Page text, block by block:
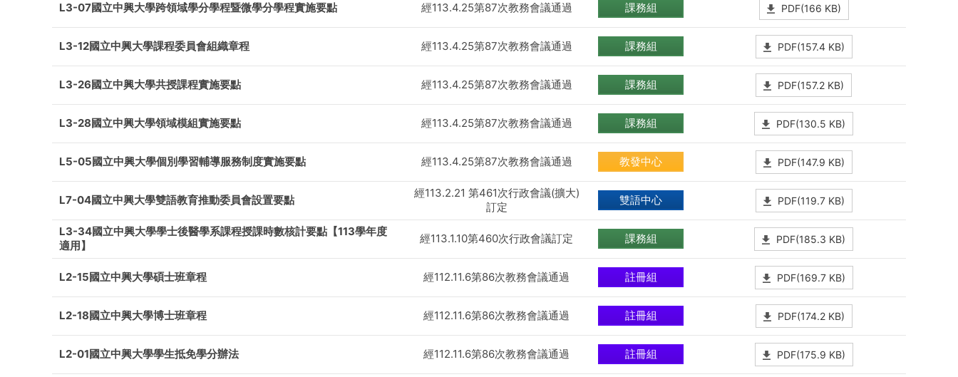
L3-07國立中興大學跨領域學分學程暨微學分學程實施要點 經113.4.25第87次教務會議通過 課務組 PDF(166 KB)
L3-12國立中興大學課程委員會組織章程 經113.4.25第87次教務會議通過 課務組 PDF(157.4 KB)
L3-26國立中興大學共授課程實施要點 經113.4.25第87次教務會議通過 課務組 PDF(157.2 KB)
L3-28國立中興大學領域模組實施要點 經113.4.25第87次教務會議通過 課務組 PDF(130.5 KB)
L5-05國立中興大學個別學習輔導服務制度實施要點 經113.4.25第87次教務會議通過 教發中心 PDF(147.9 KB)
L7-04國立中興大學雙語教育推動委員會設置要點
經113.2.21 第461次行政會議(擴大)
訂定
雙語中心 PDF(119.7 KB)
L3-34國立中興大學學士後醫學系課程授課時數核計要點【113學年度
適用】
經113.1.10第460次行政會議訂定 課務組 PDF(185.3 KB)
L2-15國立中興大學碩士班章程 經112.11.6第86次教務會議通過 註冊組 PDF(169.7 KB)
L2-18國立中興大學博士班章程 經112.11.6第86次教務會議通過 註冊組 PDF(174.2 KB)
L2-01國立中興大學學生抵免學分辦法 經112.11.6第86次教務會議通過 註冊組 PDF(175.9 KB)